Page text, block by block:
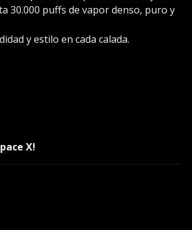
30.000 puffs de vapor denso, puro y
y estilo en cada calada.
X!